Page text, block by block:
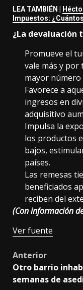
LEA TAMBIÉN |
Impuestos:
¿La devaluación
Promueve el
vale más y por
mayor
Favorece a
ingresos en
adquisitivo
Impulsa la
los productos
bajos,
países.
Las remesas
beneficiados
reciben del
(Con información
Ver fuente
Post
Anterior
Otro barrio
semanas de